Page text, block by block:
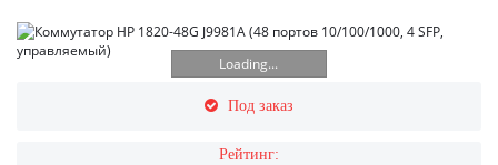
Loading...
Под заказ
Рейтинг: